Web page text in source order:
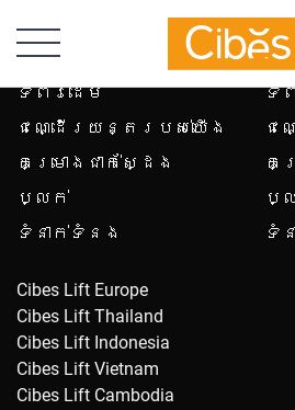
ទំព័រដើម
ជណ្ដើរយន្តរបស់យើង
គម្រោងជាក់ស្ដែង
ប្លក់
ទំនាក់ទំនង
ទំ
ជ
គ
ប្
ទំ
Cibes Lift Europe
Cibes Lift Thailand
Cibes Lift Indonesia
Cibes Lift Vietnam
Cibes Lift Cambodia